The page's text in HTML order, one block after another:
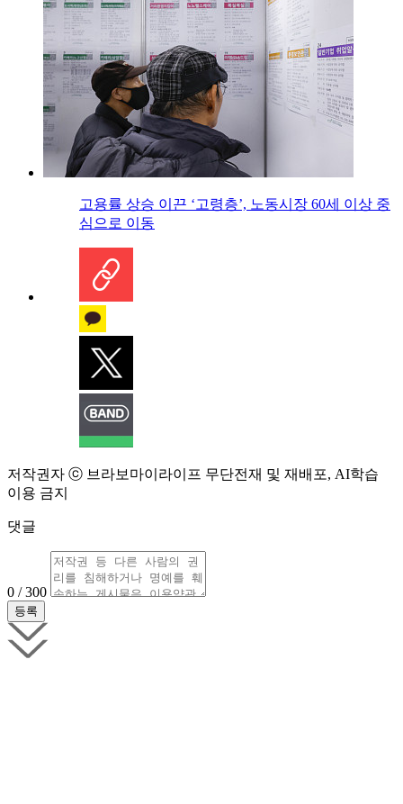
고용률 상승 이끈 ‘고령층’, 노동시장 60세 이상 중
심으로 이동
저작권자 ⓒ 브라보마이라이프 무단전재 및 재배포, AI학습
이용 금지
댓글
0 / 300